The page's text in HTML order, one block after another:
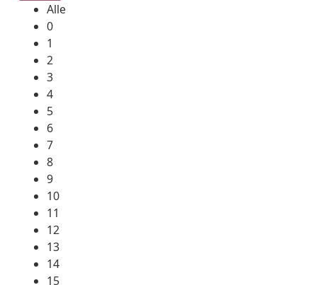
Alle
0
1
2
3
4
5
6
7
8
9
10
11
12
13
14
15